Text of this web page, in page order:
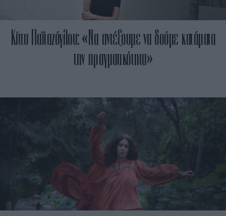
Κίττυ Παϊταζόγλου: «Να αντέξουμε να δούμε κατάματα
την πραγματικότητα»